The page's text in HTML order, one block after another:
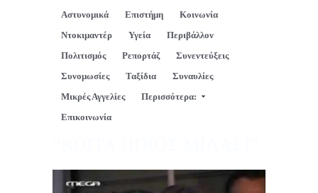
Αστυνομικά
Επιστήμη
Κοινωνία
Ντοκιμαντέρ
Υγεία
Περιβάλλον
Πολιτισμός
Ρεπορτάζ
Συνεντεύξεις
Συνομωσίες
Ταξίδια
Συναυλίες
Μικρές Αγγελίες
Περισσότερα:
Επικοινωνία